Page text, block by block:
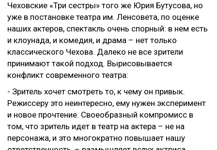
Чеховские «Три сестры» того же Юрия Бутусова, но
уже в постановке театра им. Ленсовета, по оценке
наших актеров, спектакль очень спорный: в нем есть
и клоунада, и комедия, и драма – нет только
классического Чехова. Далеко не все зрители
принимают такой подход. Вырисовывается
конфликт современного театра:
- Зритель хочет смотреть то, к чему он привык.
Режиссеру это неинтересно, ему нужен эксперимент
и новое прочтение. Своеобразный компромисс в
том, что зритель идет в театр на актера – не на
персонажа, и это многократно повышает нашу